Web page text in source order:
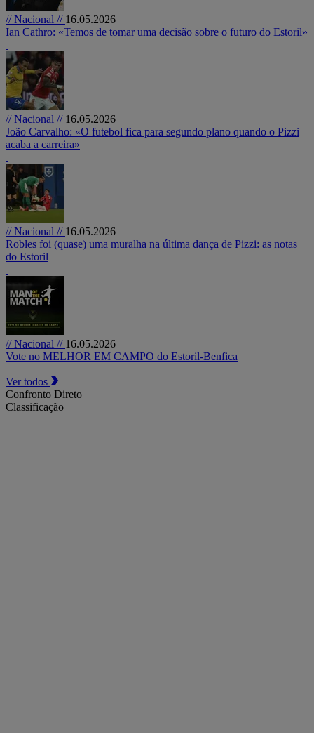
// Nacional // 16.05.2026
Ian Cathro: «Temos de tomar uma decisão sobre o futuro do Estoril»
// Nacional // 16.05.2026
João Carvalho: «O futebol fica para segundo plano quando o Pizzi
acaba a carreira»
// Nacional // 16.05.2026
Robles foi (quase) uma muralha na última dança de Pizzi: as notas
do Estoril
// Nacional // 16.05.2026
Vote no MELHOR EM CAMPO do Estoril-Benfica
Ver todos
Confronto Direto
Classificação